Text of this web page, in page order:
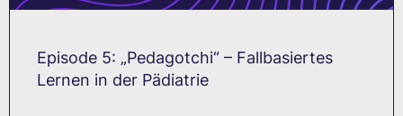
Episode 5: „Pedagotchi“ – Fallbasiertes
Lernen in der Pädiatrie